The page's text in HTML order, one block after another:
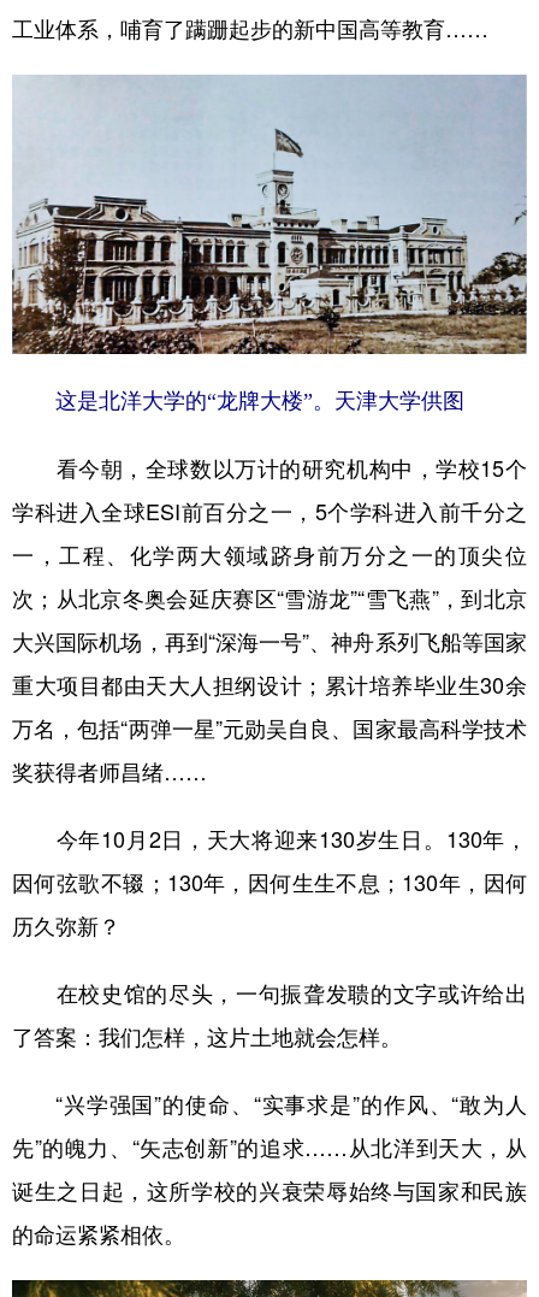
陕西 甘肃 青海 宁夏
English Español Français
Русский язык 日本語 한국어
Deutsch Português
工业体系，哺育了蹒跚起步的新中国高等教育……
这是北洋大学的“龙牌大楼”。天津大学供图
看今朝，全球数以万计的研究机构中，学校15个
学科进入全球ESI前百分之一，5个学科进入前千分之
一，工程、化学两大领域跻身前万分之一的顶尖位
次；从北京冬奥会延庆赛区“雪游龙”“雪飞燕”，到北京
大兴国际机场，再到“深海一号”、神舟系列飞船等国家
重大项目都由天大人担纲设计；累计培养毕业生30余
万名，包括“两弹一星”元勋吴自良、国家最高科学技术
奖获得者师昌绪……
今年10月2日，天大将迎来130岁生日。130年，
因何弦歌不辍；130年，因何生生不息；130年，因何
历久弥新？
在校史馆的尽头，一句振聋发聩的文字或许给出
了答案：我们怎样，这片土地就会怎样。
“兴学强国”的使命、“实事求是”的作风、“敢为人
先”的魄力、“矢志创新”的追求……从北洋到天大，从
诞生之日起，这所学校的兴衰荣辱始终与国家和民族
的命运紧紧相依。